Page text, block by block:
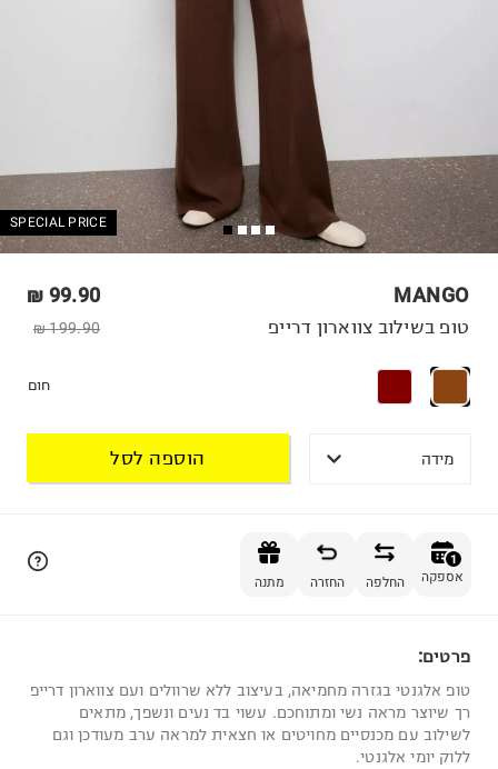
SPECIAL PRICE
MANGO
99.90 ₪
199.90 ₪ טופ בשילוב צווארון דרייפ
חום
מידה הוספה לסל
1
אספקה החלפה החזרה מתנה
פרטים:
טופ אלגנטי בגזרה מחמיאה, בעיצוב ללא שרוולים ועם צווארון דרייפ
רך שיוצר מראה נשי ומתוחכם. עשוי בד נעים ונשפך, מתאים
לשילוב עם מכנסיים מחויטים או חצאית למראה ערב מעודכן וגם
ללוק יומי אלגנטי.